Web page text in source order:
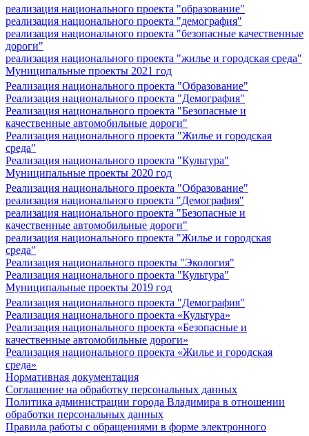
реализация национального проекта "образование"
реализация национального проекта "демография"
реализация национального проекта "безопасные качественные
дороги"
реализация национального проекта "жилье и городская среда"
Муниципальные проекты 2021 год
Реализация национального проекта "Образование"
Реализация национального проекта "Демография"
Реализация национального проекта "Безопасные и
качественные автомобильные дороги"
Реализация национального проекта "Жилье и городская
среда"
Реализация национального проекта "Культура"
Муниципальные проекты 2020 год
Реализация национального проекта "Образование"
реализация национального проекта "Демография"
реализация национального проекта "Безопасные и
качественные автомобильные дороги"
реализация национального проекта "Жилье и городская
среда"
Реализация национального проекты "Экология"
Реализация национального проекта "Культура"
Муниципальные проекты 2019 год
Реализация национального проекта "Демография"
Реализация национального проекта «Культура»
Реализация национального проекта «Безопасные и
качественные автомобильные дороги»
Реализация национального проекта «Жилье и городская
среда»
Нормативная документация
Соглашение на обработку персональных данных
Политика администрации города Владимира в отношении
обработки персональных данных
Правила работы с обращениями в форме электронного